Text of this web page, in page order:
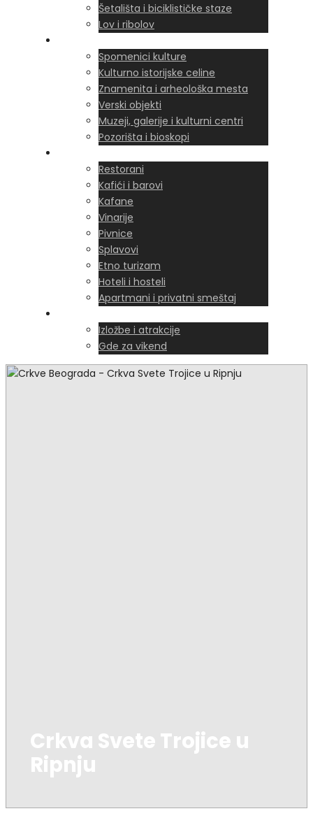
Šetališta i biciklističke staze
Lov i ribolov
Spomenici kulture
Kulturno istorijske celine
Znamenita i arheološka mesta
Verski objekti
Muzeji, galerije i kulturni centri
Pozorišta i bioskopi
Restorani
Kafići i barovi
Kafane
Vinarije
Pivnice
Splavovi
Etno turizam
Hoteli i hosteli
Apartmani i privatni smeštaj
Izložbe i atrakcije
Gde za vikend
Crkva Svete Trojice u
Ripnju